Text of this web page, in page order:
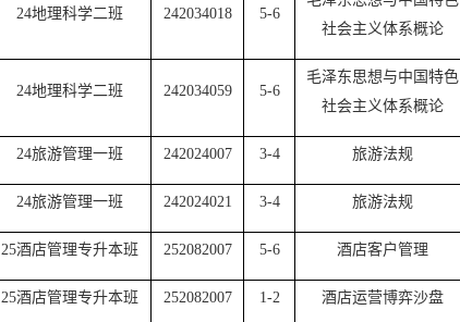
24地理科学二班 242034018 5-6
社会主义体系概论
24地理科学二班 242034059 5-6
毛泽东思想与中国特色
社会主义体系概论
24旅游管理一班 242024007 3-4 旅游法规
24旅游管理一班 242024021 3-4 旅游法规
25酒店管理专升本班 252082007 5-6 酒店客户管理
25酒店管理专升本班 252082007 1-2 酒店运营博弈沙盘